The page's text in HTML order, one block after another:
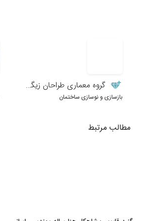
گروه معماری طراحان زیگورات
بازسازی و نوسازی ساختمان
مطالب مرتبط